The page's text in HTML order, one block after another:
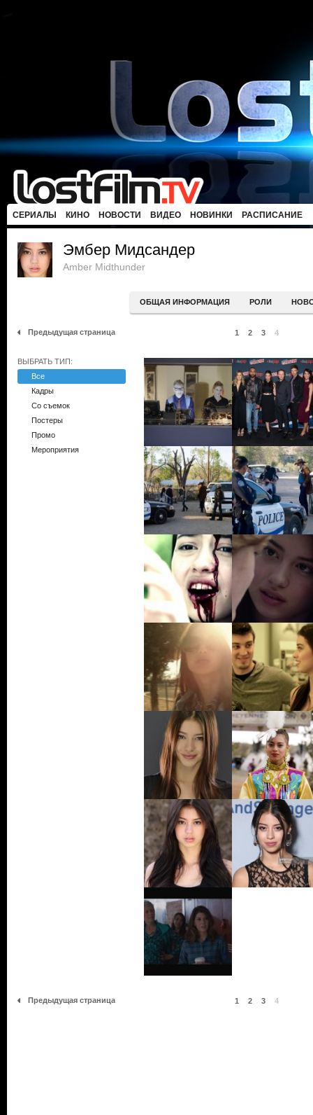
СЕРИАЛЫ КИНО НОВОСТИ ВИДЕО НОВИНКИ РАСПИСАНИЕ
Эмбер Мидсандер
Amber Midthunder
ОБЩАЯ ИНФОРМАЦИЯ РОЛИ
Предыдущая страница 1 2 3 4
ВЫБРАТЬ ТИП:
Все
Кадры
Со съемок
Постеры
Промо
Мероприятия
Предыдущая страница 1 2 3 4